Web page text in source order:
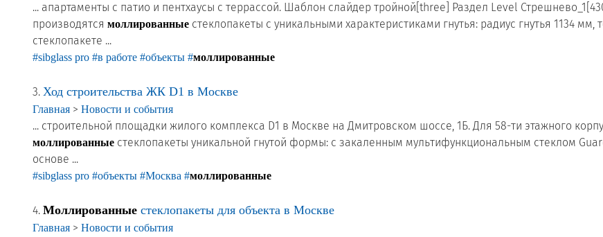
... апартаменты с патио и пентхаусы с террассой. Шаблон слайдер тройной[three] Раздел Level
производятся моллированные стеклопакеты с уникальными характеристиками гнутья: радиус гнутья 1134
стеклопакете ...
#sibglass pro #в работе #объекты #моллированные
3. Ход строительства ЖК D1 в Москве
Главная > Новости и события
... строительной площадки жилого комплекса D1 в Москве на Дмитровском шоссе, 1Б. Для 58-ти этажного
моллированные стеклопакеты уникальной гнутой формы: с закаленным мультифункциональным стеклом
основе ...
#sibglass pro #объекты #Москва #моллированные
4. Моллированные стеклопакеты для объекта в Москве
Главная > Новости и события